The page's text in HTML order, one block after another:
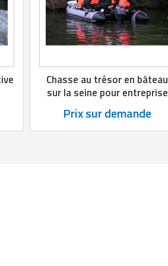
Chasse au trésor en bâteau
sur la seine pour entreprise
Prix sur demande